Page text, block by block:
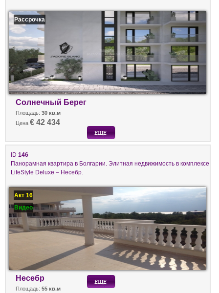
Рассрочка
Солнечный Берег
Площадь: 30 кв.м
Цена € 42 434
ID 146
Панорамная квартира в Болгарии. Элитная недвижимость в комплексе
LifeStyle Deluxe – Несебр.
Акт 16
Видео
Несебр
Площадь: 55 кв.м